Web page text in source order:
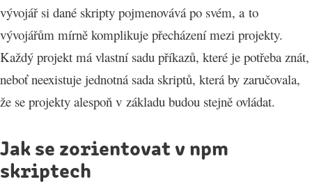
vývojář si dané skripty pojmenovává po svém, a to
vývojářům mírně komplikuje přecházení mezi projekty.
Každý projekt má vlastní sadu příkazů, které je potřeba znát,
neboť neexistuje jednotná sada skriptů, která by zaručovala,
že se projekty alespoň v základu budou stejně ovládat.
Jak se zorientovat v npm
skriptech